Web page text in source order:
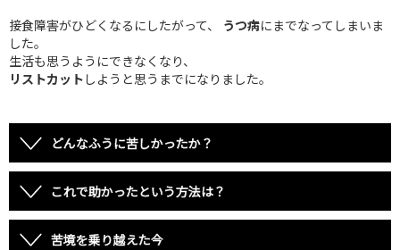
接食障害がひどくなるにしたがって、
うつ病にまでなってしまいま
した。
生活も思うようにできなくなり、
リストカット しようと思うまでになりました。
どんなふうに苦しかったか？
これで助かったという方法は？
苦境を乗り越えた今